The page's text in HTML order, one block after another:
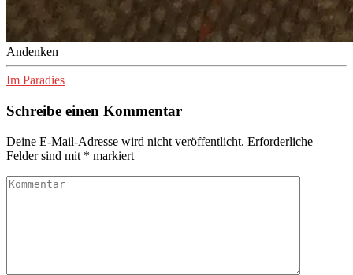
Andenken
Im Paradies
Schreibe einen Kommentar
Deine E-Mail-Adresse wird nicht veröffentlicht. Erforderliche
Felder sind mit * markiert